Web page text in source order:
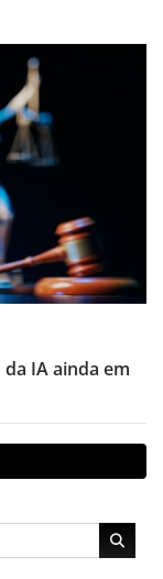
IA ainda em